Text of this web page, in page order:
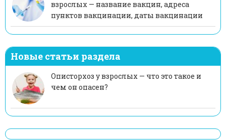
взрослых — название вакцин, адреса
пунктов вакцинации, даты вакцинации
Новые статьи раздела
Описторхоз у взрослых — что это такое и
чем он опасен?